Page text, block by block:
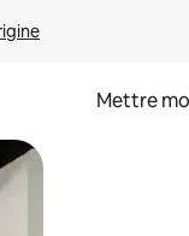
Mettre